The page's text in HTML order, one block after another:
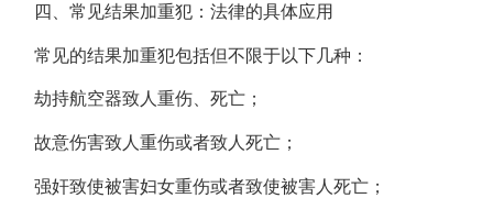
四、常见结果加重犯：法律的具体应用
常见的结果加重犯包括但不限于以下几种：
劫持航空器致人重伤、死亡；
故意伤害致人重伤或者致人死亡；
强奸致使被害妇女重伤或者致使被害人死亡；